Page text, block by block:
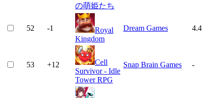
の萌姫たち
52 -1
Royal
Kingdom
Dream Games 4.4
53 +12
Cell
Survivor - Idle
Tower RPG
Snap Brain Games -